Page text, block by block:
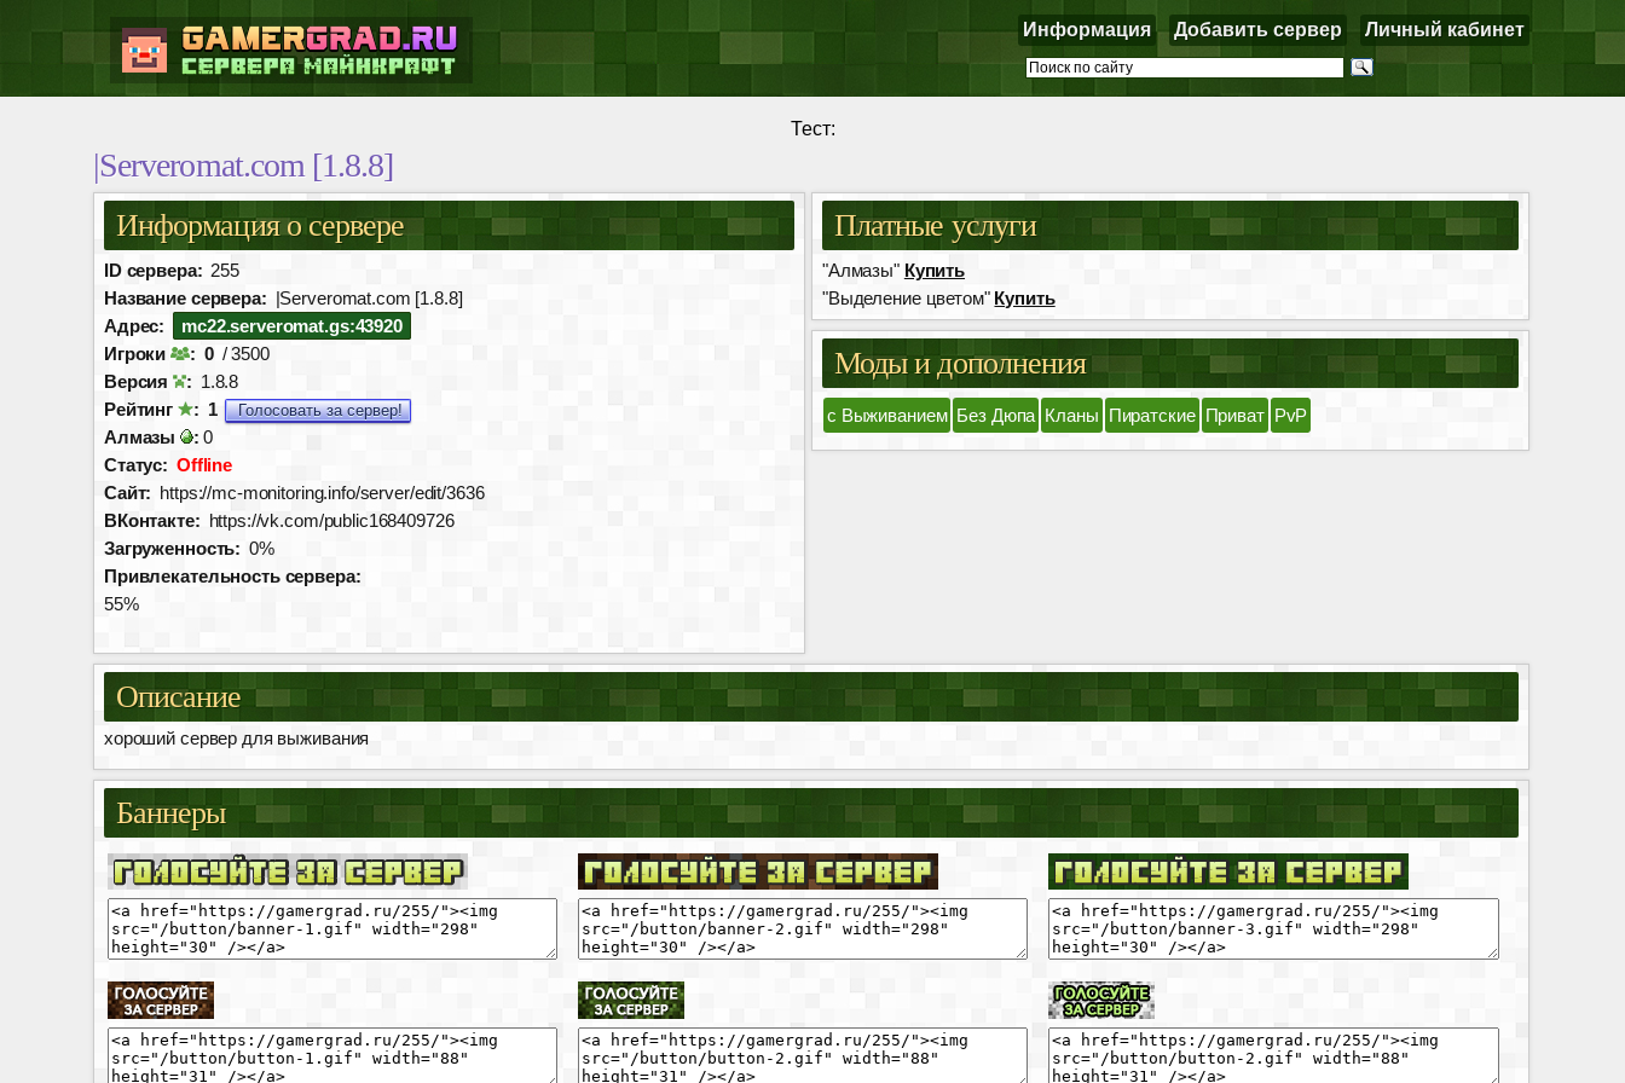
Информация Добавить сервер Личный кабинет
Тест:
|Serveromat.com [1.8.8]
Информация о сервере
ID сервера: 255
Название сервера: |Serveromat.com [1.8.8]
Адрес:
mc22.serveromat.gs:43920
Игроки
: 0 / 3500
Версия
: 1.8.8
Рейтинг
: 1 Голосовать за сервер!
Алмазы : 0
Статус: Offline
Сайт: https://mc-monitoring.info/server/edit/3636
ВКонтакте: https://vk.com/public168409726
Загруженность: 0%
Привлекательность сервера:
55%
Платные услуги
"Алмазы" Купить
"Выделение цветом" Купить
Моды и дополнения
с Выживанием Без Дюпа Кланы Пиратские Приват PvP
Описание
хороший сервер для выживания
Баннеры